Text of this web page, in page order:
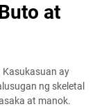
at
ay
ng skeletal
at manok.